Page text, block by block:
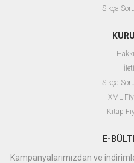
Sıkça
Sıkça
XML
Kitap
E-
Kampanyalarımızdan ve